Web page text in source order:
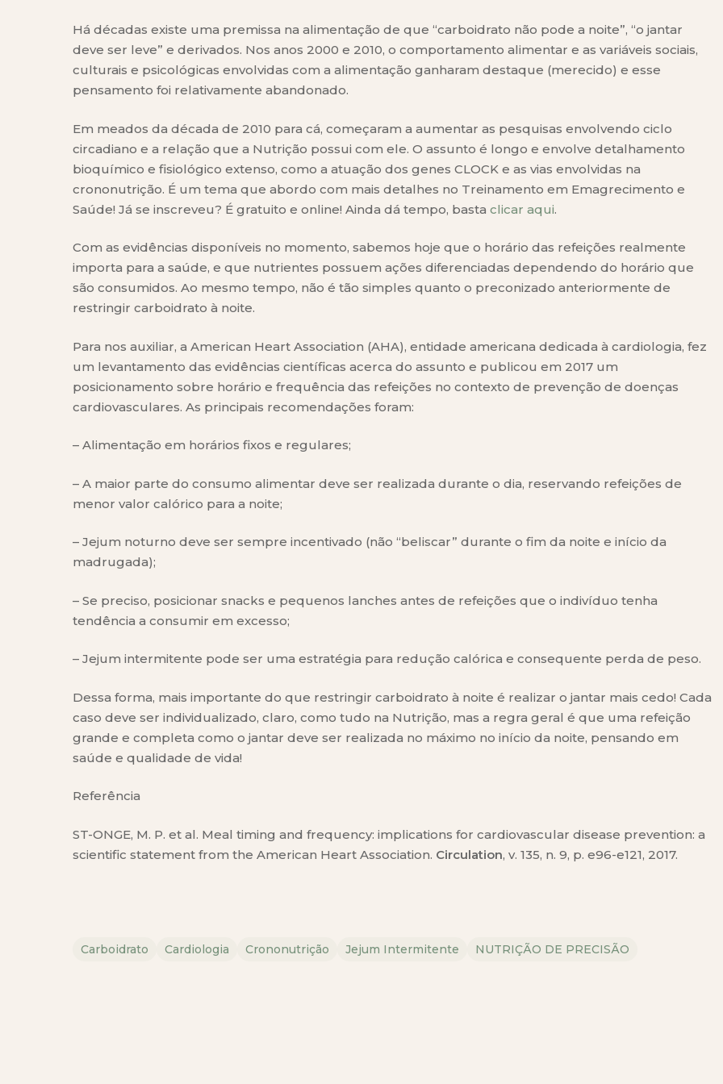
Há décadas existe uma premissa na alimentação de que “carboidrato não pode a noite”, “o jantar
deve ser leve” e derivados. Nos anos 2000 e 2010, o comportamento alimentar e as variáveis sociais,
culturais e psicológicas envolvidas com a alimentação ganharam destaque (merecido) e esse
pensamento foi relativamente abandonado.
Em meados da década de 2010 para cá, começaram a aumentar as pesquisas envolvendo ciclo
circadiano e a relação que a Nutrição possui com ele. O assunto é longo e envolve detalhamento
bioquímico e fisiológico extenso, como a atuação dos genes CLOCK e as vias envolvidas na
crononutrição. É um tema que abordo com mais detalhes no Treinamento em Emagrecimento e
Saúde! Já se inscreveu? É gratuito e online! Ainda dá tempo, basta clicar aqui.
Com as evidências disponíveis no momento, sabemos hoje que o horário das refeições realmente
importa para a saúde, e que nutrientes possuem ações diferenciadas dependendo do horário que
são consumidos. Ao mesmo tempo, não é tão simples quanto o preconizado anteriormente de
restringir carboidrato à noite.
Para nos auxiliar, a American Heart Association (AHA), entidade americana dedicada à cardiologia, fez
um levantamento das evidências científicas acerca do assunto e publicou em 2017 um
posicionamento sobre horário e frequência das refeições no contexto de prevenção de doenças
cardiovasculares. As principais recomendações foram:
– Alimentação em horários fixos e regulares;
– A maior parte do consumo alimentar deve ser realizada durante o dia, reservando refeições de
menor valor calórico para a noite;
– Jejum noturno deve ser sempre incentivado (não “beliscar” durante o fim da noite e início da
madrugada);
– Se preciso, posicionar snacks e pequenos lanches antes de refeições que o indivíduo tenha
tendência a consumir em excesso;
– Jejum intermitente pode ser uma estratégia para redução calórica e consequente perda de peso.
Dessa forma, mais importante do que restringir carboidrato à noite é realizar o jantar mais cedo! Cada
caso deve ser individualizado, claro, como tudo na Nutrição, mas a regra geral é que uma refeição
grande e completa como o jantar deve ser realizada no máximo no início da noite, pensando em
saúde e qualidade de vida!
Referência
ST-ONGE, M. P. et al. Meal timing and frequency: implications for cardiovascular disease prevention: a
scientific statement from the American Heart Association. Circulation, v. 135, n. 9, p. e96-e121, 2017.
Carboidrato Cardiologia Crononutrição Jejum Intermitente NUTRIÇÃO DE PRECISÃO